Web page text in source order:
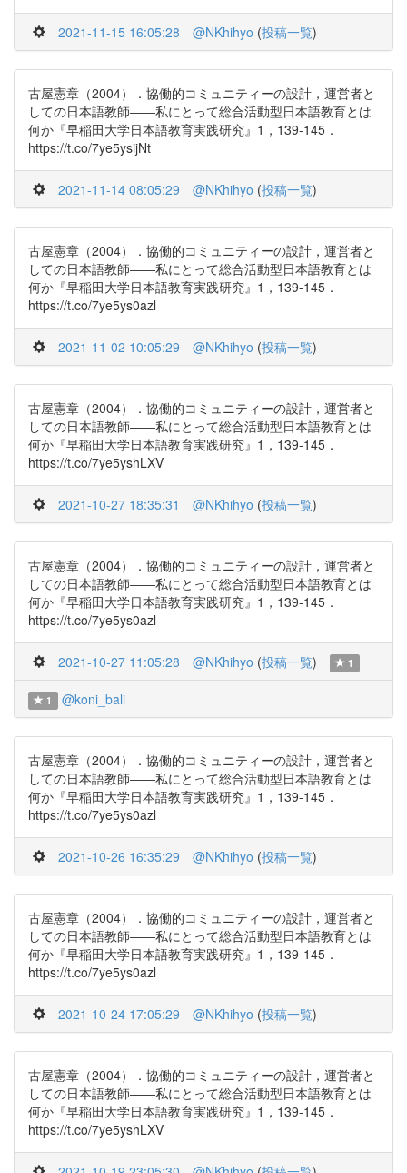
2021-11-15 16:05:28 @NKhihyo (投稿一覧)
古屋憲章（2004）．協働的コミュニティーの設計，運営者と
しての日本語教師――私にとって総合活動型日本語教育とは
何か『早稲田大学日本語教育実践研究』1，139-145．
https://t.co/7ye5ysijNt
2021-11-14 08:05:29 @NKhihyo (投稿一覧)
古屋憲章（2004）．協働的コミュニティーの設計，運営者と
しての日本語教師――私にとって総合活動型日本語教育とは
何か『早稲田大学日本語教育実践研究』1，139-145．
https://t.co/7ye5ys0azl
2021-11-02 10:05:29 @NKhihyo (投稿一覧)
古屋憲章（2004）．協働的コミュニティーの設計，運営者と
しての日本語教師――私にとって総合活動型日本語教育とは
何か『早稲田大学日本語教育実践研究』1，139-145．
https://t.co/7ye5yshLXV
2021-10-27 18:35:31 @NKhihyo (投稿一覧)
古屋憲章（2004）．協働的コミュニティーの設計，運営者と
しての日本語教師――私にとって総合活動型日本語教育とは
何か『早稲田大学日本語教育実践研究』1，139-145．
https://t.co/7ye5ys0azl
2021-10-27 11:05:28 @NKhihyo (投稿一覧) 1
1 @koni_bali
古屋憲章（2004）．協働的コミュニティーの設計，運営者と
しての日本語教師――私にとって総合活動型日本語教育とは
何か『早稲田大学日本語教育実践研究』1，139-145．
https://t.co/7ye5ys0azl
2021-10-26 16:35:29 @NKhihyo (投稿一覧)
古屋憲章（2004）．協働的コミュニティーの設計，運営者と
しての日本語教師――私にとって総合活動型日本語教育とは
何か『早稲田大学日本語教育実践研究』1，139-145．
https://t.co/7ye5ys0azl
2021-10-24 17:05:29 @NKhihyo (投稿一覧)
古屋憲章（2004）．協働的コミュニティーの設計，運営者と
しての日本語教師――私にとって総合活動型日本語教育とは
何か『早稲田大学日本語教育実践研究』1，139-145．
https://t.co/7ye5yshLXV